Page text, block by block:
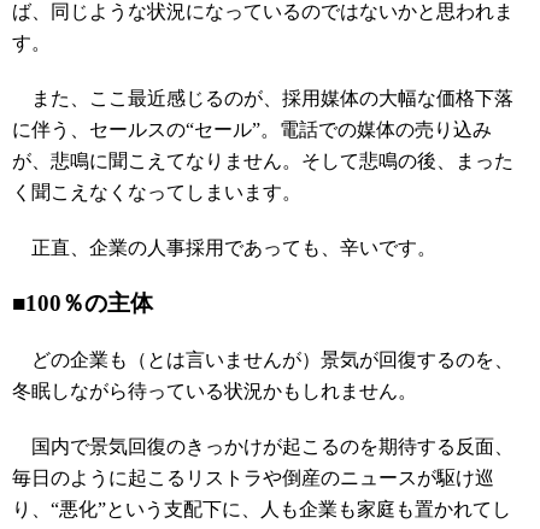
ば、同じような状況になっているのではないかと思われま
す。
また、ここ最近感じるのが、採用媒体の大幅な価格下落
に伴う、セールスの“セール”。電話での媒体の売り込み
が、悲鳴に聞こえてなりません。そして悲鳴の後、まった
く聞こえなくなってしまいます。
正直、企業の人事採用であっても、辛いです。
■100％の主体
どの企業も（とは言いませんが）景気が回復するのを、
冬眠しながら待っている状況かもしれません。
国内で景気回復のきっかけが起こるのを期待する反面、
毎日のように起こるリストラや倒産のニュースが駆け巡
り、“悪化”という支配下に、人も企業も家庭も置かれてし